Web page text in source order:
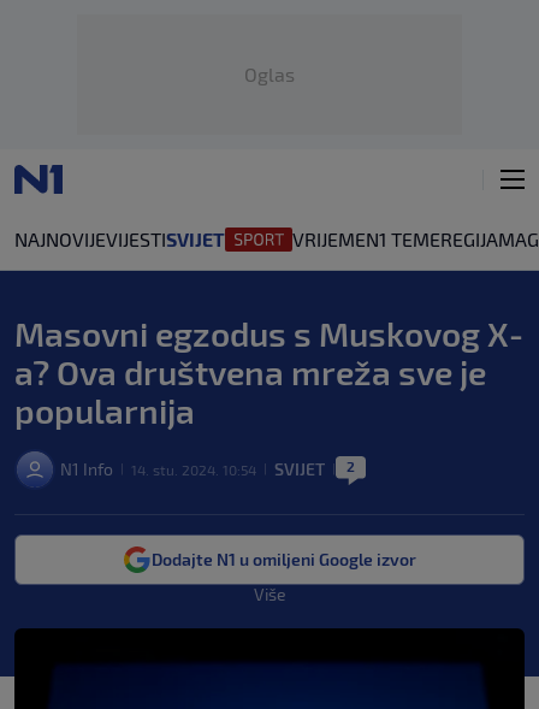
Oglas
NAJNOVIJEVIJESTISVIJET VRIJEMEN1 TEMEREGIJA
Masovni egzodus s Muskovog X-
a? Ova društvena mreža sve je
popularnija
N1 Info 14. stu. 2024. 10:54 SVIJET 2
Dodajte N1 u omiljeni Google izvor
Više